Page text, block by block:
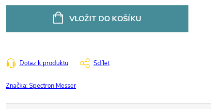
VLOŽIT DO KOŠÍKU
Dotaz k produktu Sdílet
Značka:Spectron Messer